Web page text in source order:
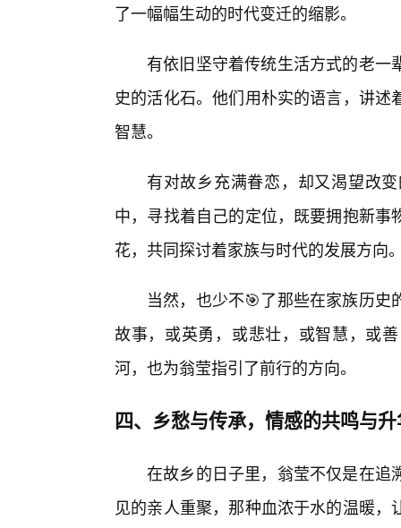
了一幅幅生动的时代变迁的缩影。
有依旧坚守着传统生活方式的老
史的活化石。他们用朴实的语言，讲
智慧。
有对故乡充满眷恋，却又渴望改
中，寻找着自己的定位，既要拥抱新
花，共同探讨着家族与时代的发展方向
当然，也少不🎯了那些在家族历
故事，或英勇，或悲壮，或智慧，或
河，也为翁莹指引了前行的方向。
四、乡愁与传承，情感的共鸣与
在故乡的日子里，翁莹不仅是在追
见的亲人重聚，那种血浓于水的温暖